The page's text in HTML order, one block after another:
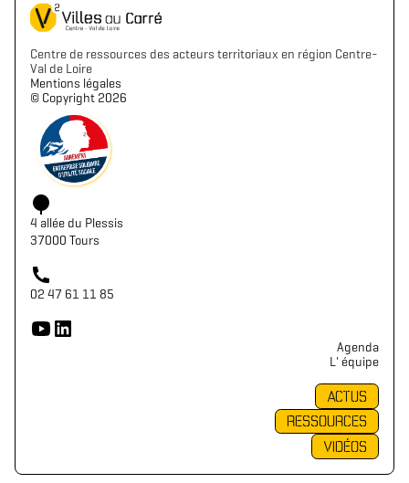
Centre de ressources des acteurs territoriaux en région Centre-
Val de Loire
Mentions légales
©️ Copyright 2026
4 allée du Plessis
37000 Tours
02 47 61 11 85
Agenda
L' équipe
ACTUS
RESSOURCES
VIDÉOS